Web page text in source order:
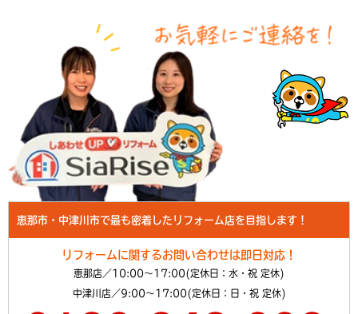
恵那市・中津川市で最も密着したリフォーム店を目指します！
リフォームに関するお問い合わせは即日対応！
恵那店／10:00～17:00(定休日：水・祝 定休)
中津川店／9:00～17:00(定休日：日・祝 定休)